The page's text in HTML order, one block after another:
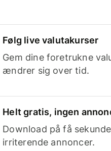
Følg live valutakurser
Gem dine foretrukne
ændrer sig over tid.
Helt gratis, ingen
Download på få
irriterende annoncer.